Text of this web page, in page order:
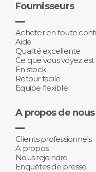
Fournisseurs
Acheter en toute
Aide
Qualité excellente
Ce que vous voyez
En stock
Retour facile
Equipe flexible
A propos de nous
Clients professionnels
A propos
Nous rejoindre
Enquêtes de presse